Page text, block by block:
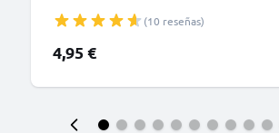
Datos 1m 1A negro PVC
(10 reseñas)
4,95 €